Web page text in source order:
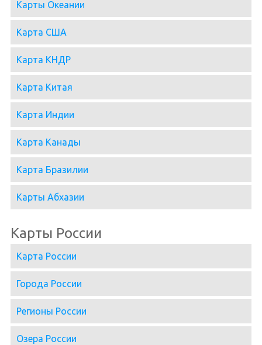
Карты Океании
Карта США
Карта КНДР
Карта Китая
Карта Индии
Карта Канады
Карта Бразилии
Карты Абхазии
Карты России
Карта России
Города России
Регионы России
Озера России